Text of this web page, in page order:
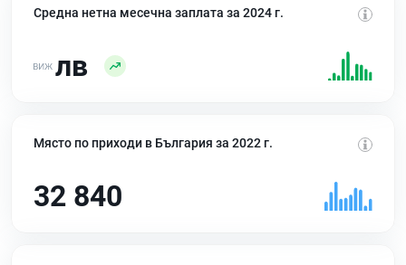
Средна нетна месечна заплата за 2024 г.
лв
Място по приходи в България за 2022 г.
32 840